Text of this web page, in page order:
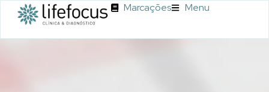
Marcações Menu